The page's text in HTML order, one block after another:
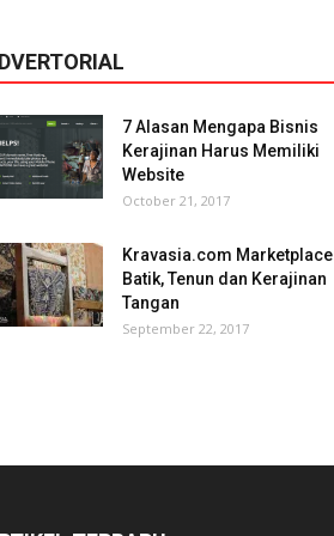
7 Alasan Mengapa Bisnis
Kerajinan Harus Memiliki
Website
October 21, 2017
Kravasia.com Marketplace
Batik, Tenun dan Kerajinan
Tangan
September 22, 2017